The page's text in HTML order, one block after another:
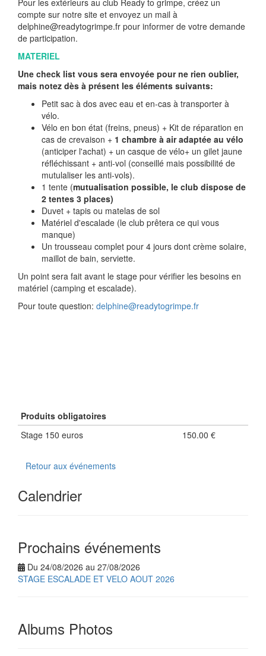
compte sur notre site et envoyez un mail à
delphine@readytogrimpe.fr pour informer de votre demande
de participation.
MATERIEL
Une check list vous sera envoyée pour ne rien oublier,
mais notez dès à présent les éléments suivants:
Petit sac à dos avec eau et en-cas à transporter à
vélo.
Vélo en bon état (freins, pneus) + Kit de réparation en
cas de crevaison + 1 chambre à air adaptée au vélo
(anticiper l'achat) + un casque de vélo+ un gilet jaune
réfléchissant + anti-vol (conseillé mais possibilité de
mutulaliser les anti-vols).
1 tente (mutualisation possible, le club dispose de
2 tentes 3 places)
Duvet + tapis ou matelas de sol
Matériel d'escalade (le club prêtera ce qui vous
manque)
Un trousseau complet pour 4 jours dont crème solaire,
maillot de bain, serviette.
Un point sera fait avant le stage pour vérifier les besoins en
matériel (camping et escalade).
Pour toute question: delphine@readytogrimpe.fr
Produits obligatoires
Stage 150 euros
150.00 €
Retour aux événements
Calendrier
Prochains événements
Du 24/08/2026 au 27/08/2026
STAGE ESCALADE ET VELO AOUT 2026
Albums Photos